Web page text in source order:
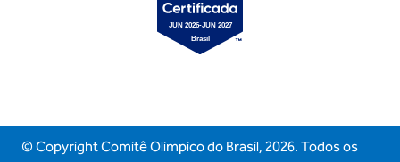
© Copyright Comitê Olimpico do Brasil, 2026. Todos os